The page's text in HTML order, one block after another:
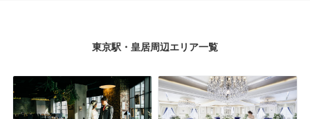
東京駅・皇居周辺エリア一覧